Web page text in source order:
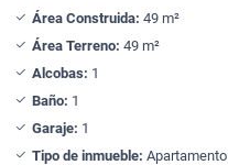
Área Construida: 49 m²
Área Terreno: 49 m²
Alcobas: 1
Baño: 1
Garaje: 1
Tipo de inmueble: Apartamento